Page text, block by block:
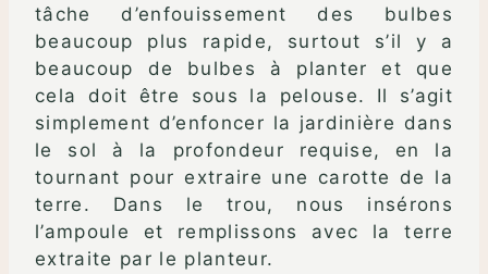
tâche d’enfouissement des bulbes
beaucoup plus rapide, surtout s’il y a
beaucoup de bulbes à planter et que
cela doit être sous la pelouse. Il s’agit
simplement d’enfoncer la jardinière dans
le sol à la profondeur requise, en la
tournant pour extraire une carotte de la
terre. Dans le trou, nous insérons
l’ampoule et remplissons avec la terre
extraite par le planteur.